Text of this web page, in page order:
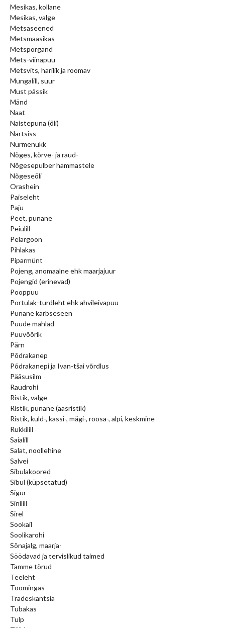
Mesikas, kollane
Mesikas, valge
Metsaseened
Metsmaasikas
Metsporgand
Mets-viinapuu
Metsvits, harilik ja roomav
Mungalill, suur
Must pässik
Mänd
Naat
Naistepuna (õli)
Nartsiss
Nurmenukk
Nõges, kõrve- ja raud-
Nõgesepulber hammastele
Nõgeseõli
Orashein
Paiseleht
Paju
Peet, punane
Peiulill
Pelargoon
Pihlakas
Piparmünt
Pojeng, anomaalne ehk maarjajuur
Pojengid (erinevad)
Pooppuu
Portulak-turdleht ehk ahvileivapuu
Punane kärbseseen
Puude mahlad
Puuvõõrik
Pärn
Põdrakanep
Põdrakanepi ja Ivan-tšai võrdlus
Pääsusilm
Raudrohi
Ristik, valge
Ristik, punane (aasristik)
Ristik, kuld-, kassi-, mägi-, roosa-, alpi, keskmine
Rukkilill
Saialill
Salat, noollehine
Salvei
Sibulakoored
Sibul (küpsetatud)
Sigur
Sinilill
Sirel
Sookail
Soolikarohi
Sõnajalg, maarja-
Söödavad ja tervislikud taimed
Tamme tõrud
Teeleht
Toomingas
Tradeskantsia
Tubakas
Tulp